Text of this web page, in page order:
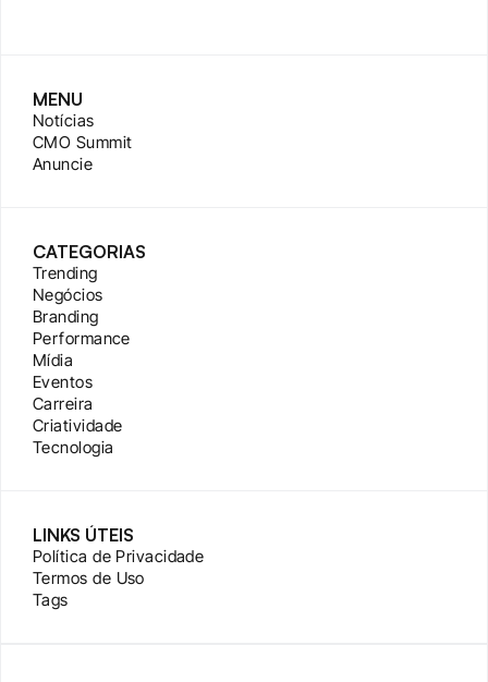
MENU
Notícias
CMO Summit
Anuncie
CATEGORIAS
Trending
Negócios
Branding
Performance
Mídia
Eventos
Carreira
Criatividade
Tecnologia
LINKS ÚTEIS
Política de Privacidade
Termos de Uso
Tags